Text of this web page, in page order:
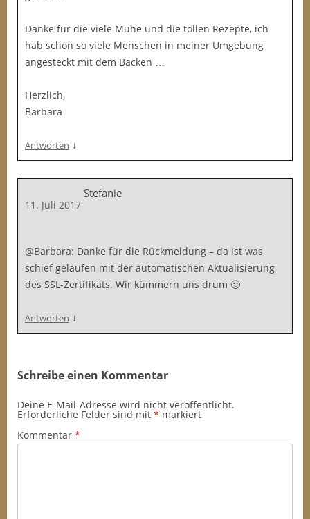
Danke für die viele Mühe und die tollen Rezepte, ich
hab schon so viele Menschen in meiner Umgebung
angesteckt mit dem Backen …
Herzlich,
Barbara
Antworten ↓
Stefanie
11. Juli 2017
@Barbara: Danke für die Rückmeldung – da ist was
schief gelaufen mit der automatischen Aktualisierung
des SSL-Zertifikats. Wir kümmern uns drum 🙂
Antworten ↓
Schreibe einen Kommentar
Deine E-Mail-Adresse wird nicht veröffentlicht.
Erforderliche Felder sind mit * markiert
Kommentar *